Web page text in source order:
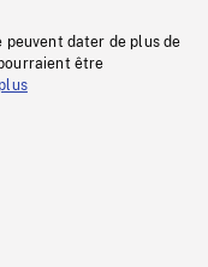
peuvent dater de plus de
être